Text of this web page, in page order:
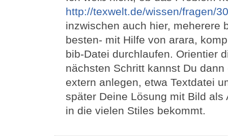
http://texwelt.de/wissen/fragen/
inzwischen auch hier, meherere
besten- mit Hilfe von arara,
bib-Datei durchlaufen. Orientier
nächsten Schritt kannst Du
extern anlegen, etwa Textdatei
später Deine Lösung mit Bild
in die vielen Stiles bekommt.